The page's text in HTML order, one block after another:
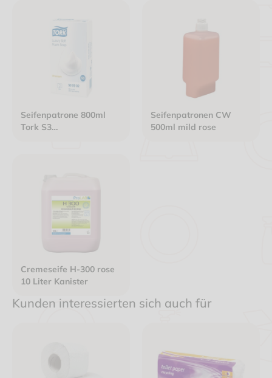
Seifenpatrone 800ml
Tork S3
Seifenpatronen CW
500ml mild rose
Cremeseife H-300 rose
10 Liter Kanister
Kunden interessierten sich auch für